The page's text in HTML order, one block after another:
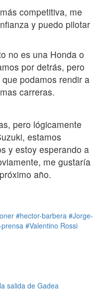
competitiva, me
y puedo pilotar
no es una Honda o
por detrás, pero
podamos rendir a
carreras.
pero lógicamente
estamos
y estoy esperando a
me gustaría
año.
#hector-barbera #Jorge-
#Valentino Rossi
salida de Gadea